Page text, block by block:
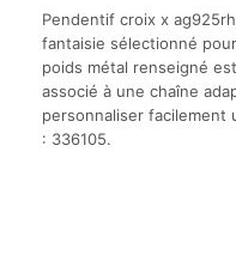
Pendentif croix x
fantaisie sélectionné
poids métal renseigné
associé à une chaîne
personnaliser facilement
: 336105.